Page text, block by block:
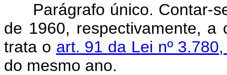
Parágrafo único. Contar-
de 1960, respectivamente, a
trata o art. 91 da Lei nº
do mesmo ano.